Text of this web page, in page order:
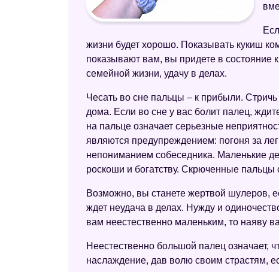
жизни будет хорошо. Показывать кукиш
показывают вам, вы придете в состояние
семейной жизни, удачу в делах.
Чесать во сне пальцы – к прибыли. Стричь
дома. Если во сне у вас болит палец,
на пальце означает серьезные
являются предупреждением: погоня за
непониманием собеседника. Маленькие
роскоши и богатству. Скрюченные пальцы
Возможно, вы станете жертвой шулеров,
ждет неудача в делах. Нужду и
вам неестественно маленьким, то наяву
Неестественно большой палец означает,
наслаждение, дав волю своим страстям,